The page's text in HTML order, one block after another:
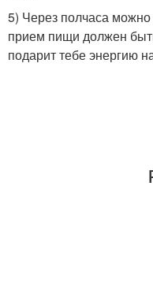
5) Через полчаса можно
прием пищи должен
подарит тебе энергию